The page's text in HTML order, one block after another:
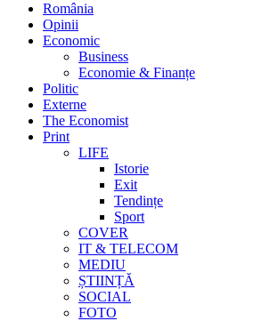
România
Opinii
Economic
Business
Economie & Finanțe
Politic
Externe
The Economist
Print
LIFE
Istorie
Exit
Tendințe
Sport
COVER
IT & TELECOM
MEDIU
ȘTIINȚĂ
SOCIAL
FOTO